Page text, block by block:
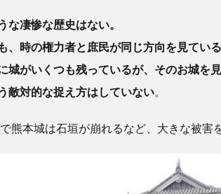
な凄惨な歴史はない。
、時の権力者と庶民が同じ方向を見てい
城がいくつも残っているが、そのお城を
敵対的な捉え方はしていない
熊本城は石垣が崩れるなど、大きな被害